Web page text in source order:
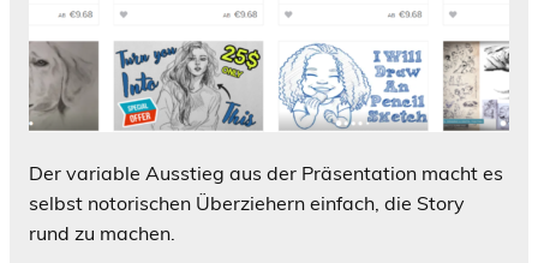
Der variable Ausstieg aus der Präsentation macht es
selbst notorischen Überziehern einfach, die Story
rund zu machen.